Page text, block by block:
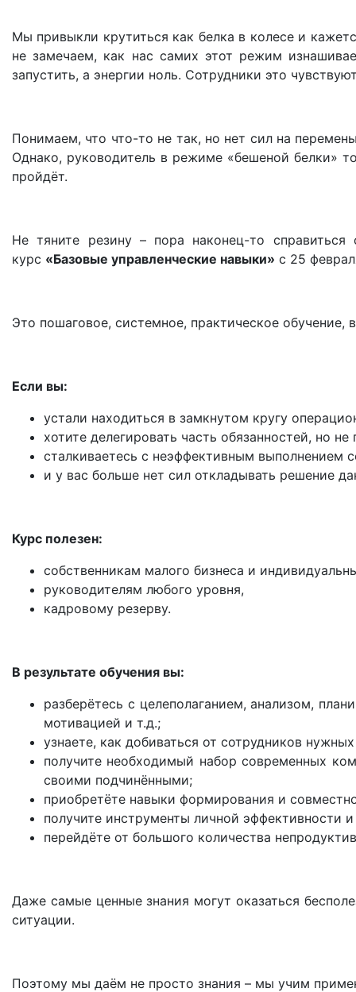
Мы привыкли крутиться как белка в колесе и
не замечаем, как нас самих этот режим
запустить, а энергии ноль. Сотрудники это
Понимаем, что что-то не так, но нет сил на
Однако, руководитель в режиме «бешеной белки»
пройдёт.
Не тяните резину – пора наконец-то
курс «Базовые управленческие навыки» с 25
Это пошаговое, системное, практическое обучение,
Если вы:
устали находиться в замкнутом кругу
хотите делегировать часть обязанностей, но
сталкиваетесь с неэффективным выполнением
и у вас больше нет сил откладывать решение
Курс полезен:
собственникам малого бизнеса и
руководителям любого уровня,
кадровому резерву.
В результате обучения вы:
разберётесь с целеполаганием, анализом,
мотивацией и т.д.;
узнаете, как добиваться от сотрудников
получите необходимый набор современных
своими подчинёнными;
приобретёте навыки формирования и
получите инструменты личной эффективности
перейдёте от большого количества
Даже самые ценные знания могут оказаться
ситуации.
Поэтому мы даём не просто знания – мы учим